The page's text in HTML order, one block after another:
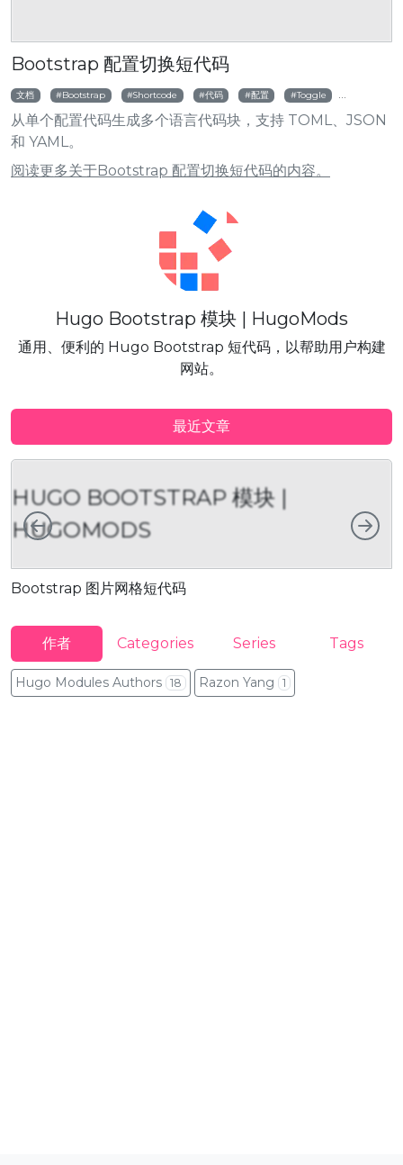
Bootstrap 配置切换短代码
文档 Bootstrap Shortcode 代码 配置 Toggle
从单个配置代码生成多个语言代码块，支持 TOML、JSON
和 YAML。
阅读更多关于Bootstrap 配置切换短代码的内容。
Hugo Bootstrap 模块 | HugoMods
通用、便利的 Hugo Bootstrap 短代码，以帮助用户构建
网站。
最近文章
HUGO BOOTSTRAP 模块 |
HUGOMODS
Bootstrap 图片网格短代码
向左 向
作者 Categories Series Tags
Hugo Modules Authors 18 Razon Yang 1